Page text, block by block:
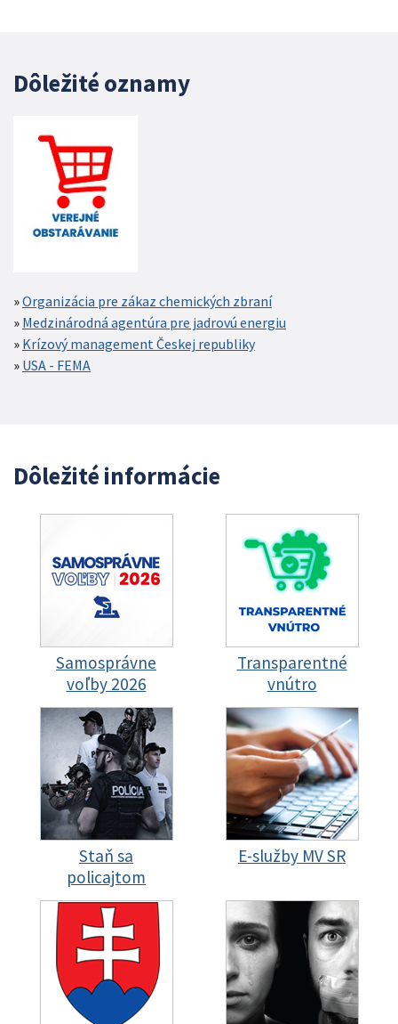
Dôležité oznamy
Organizácia pre zákaz chemických zbraní
Medzinárodná agentúra pre jadrovú energiu
Krízový management Českej republiky
USA - FEMA
Dôležité informácie
Samosprávne
voľby 2026
Transparentné
vnútro
Staň sa
policajtom
E-služby MV SR